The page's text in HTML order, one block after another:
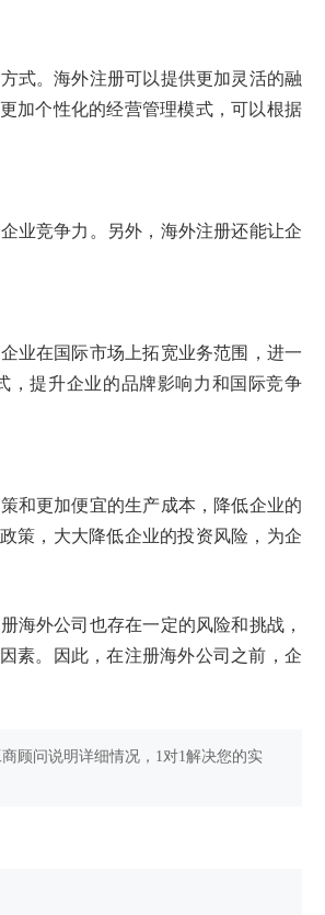
式。海外注册可以提供更加灵活的融
加个性化的经营管理模式，可以根据
业竞争力。另外，海外注册还能让企
业在国际市场上拓宽业务范围，进一
，提升企业的品牌影响力和国际竞争
和更加便宜的生产成本，降低企业的
策，大大降低企业的投资风险，为企
海外公司也存在一定的风险和挑战，
素。因此，在注册海外公司之前，企
顾问说明详细情况，1对1解决您的实